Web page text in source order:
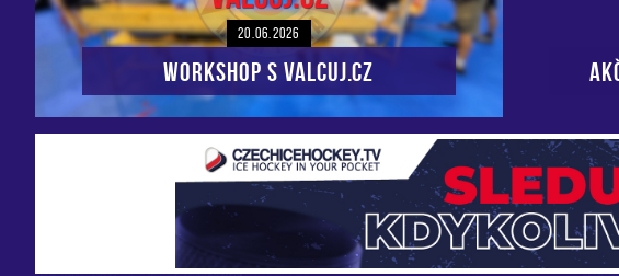
20.06.2026
Workshop s VALCUJ.CZ